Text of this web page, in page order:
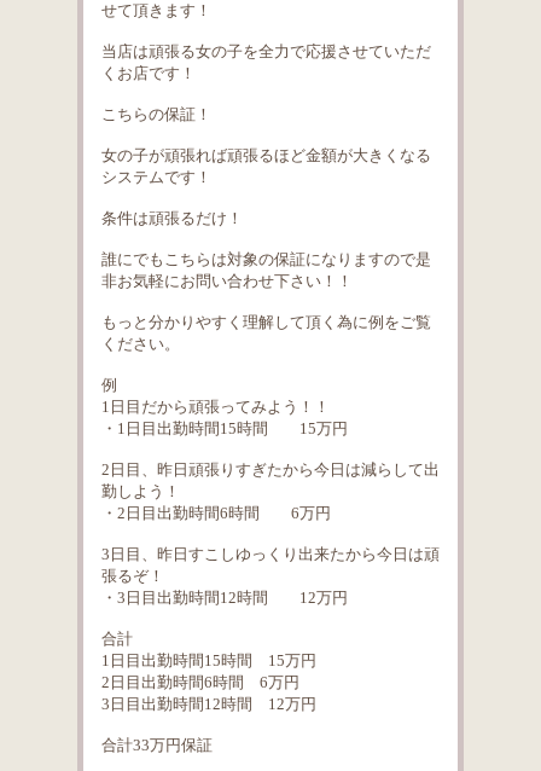
せて頂きます！
当店は頑張る女の子を全力で応援させていただ
くお店です！
こちらの保証！
女の子が頑張れば頑張るほど金額が大きくなる
システムです！
条件は頑張るだけ！
誰にでもこちらは対象の保証になりますので是
非お気軽にお問い合わせ下さい！！
もっと分かりやすく理解して頂く為に例をご覧
ください。
例
1日目だから頑張ってみよう！！
・1日目出勤時間15時間 15万円
2日目、昨日頑張りすぎたから今日は減らして出
勤しよう！
・2日目出勤時間6時間 6万円
3日目、昨日すこしゆっくり出来たから今日は頑
張るぞ！
・3日目出勤時間12時間 12万円
合計
1日目出勤時間15時間 15万円
2日目出勤時間6時間 6万円
3日目出勤時間12時間 12万円
合計33万円保証